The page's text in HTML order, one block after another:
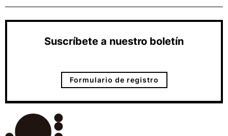
Suscríbete a nuestro boletín
Formulario de registro